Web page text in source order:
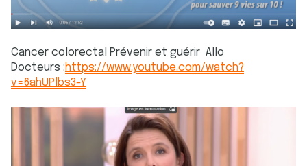
Cancer colorectal Prévenir et guérir Allo
Docteurs :https://www.youtube.com/watch?
v=6ahUPlbs3-Y